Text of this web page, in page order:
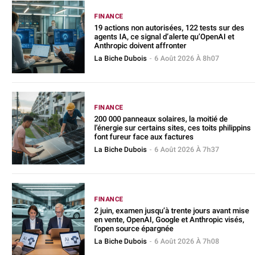
FINANCE
19 actions non autorisées, 122 tests sur des
agents IA, ce signal d’alerte qu’OpenAI et
Anthropic doivent affronter
La Biche Dubois - 6 Août 2026 À 8h07
FINANCE
200 000 panneaux solaires, la moitié de
l’énergie sur certains sites, ces toits philippins
font fureur face aux factures
La Biche Dubois - 6 Août 2026 À 7h37
FINANCE
2 juin, examen jusqu’à trente jours avant mise
en vente, OpenAI, Google et Anthropic visés,
l’open source épargnée
La Biche Dubois - 6 Août 2026 À 7h08